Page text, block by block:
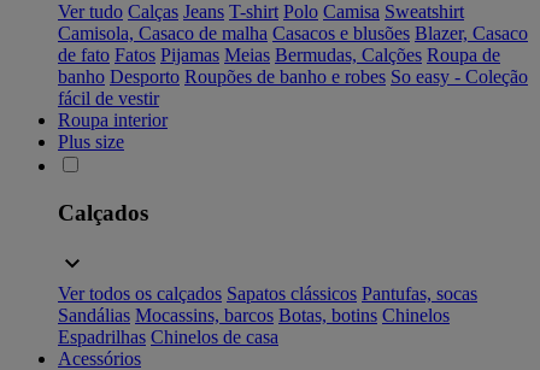
Ver tudo Calças Jeans T-shirt Polo Camisa Sweatshirt
Camisola, Casaco de malha Casacos e blusões Blazer, Casaco
de fato Fatos Pijamas Meias Bermudas, Calções Roupa de
banho Desporto Roupões de banho e robes So easy - Coleção
fácil de vestir
Roupa interior
Plus size
Calçados
Ver todos os calçados Sapatos clássicos Pantufas, socas
Sandálias Mocassins, barcos Botas, botins Chinelos
Espadrilhas Chinelos de casa
Acessórios